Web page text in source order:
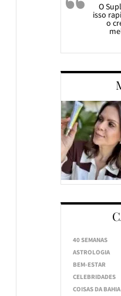
O
isso
o
40 SEMANAS
ASTROLOGIA
BEM-ESTAR
CELEBRIDADES
COISAS DA BAHIA